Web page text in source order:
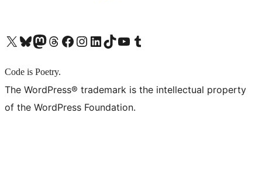
X (旧 Twitter) アカウントへBluesky アカウントへMastodon アカウントへThreads アカウントへ Facebook ページへInstagram アカウントへ LinkedIn アカウントへTikTok アカウントへYouTube チャンネルへ Tumblr アカウントへ
Code is Poetry.
The WordPress® trademark is the intellectual property
of the WordPress Foundation.